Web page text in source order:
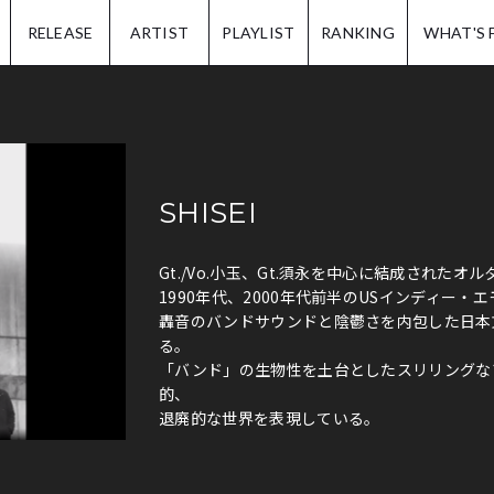
RELEASE ARTIST PLAYLIST RANKING WHAT'S
SHISEI
Gt./Vo.小玉、Gt.須永を中心に結成されたオル
1990年代、2000年代前半のUSインディー・
轟音のバンドサウンドと陰鬱さを内包した日
る。
「バンド」の生物性を土台としたスリリング
的、
退廃的な世界を表現している。